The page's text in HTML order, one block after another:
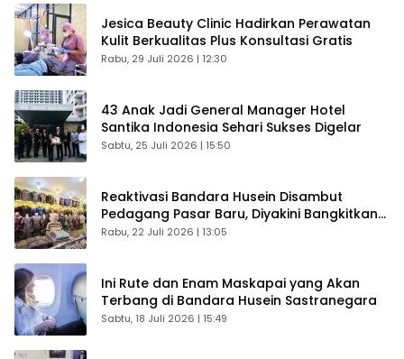
Jesica Beauty Clinic Hadirkan Perawatan
Kulit Berkualitas Plus Konsultasi Gratis
Rabu, 29 Juli 2026 | 12:30
43 Anak Jadi General Manager Hotel
Santika Indonesia Sehari Sukses Digelar
Sabtu, 25 Juli 2026 | 15:50
Reaktivasi Bandara Husein Disambut
Pedagang Pasar Baru, Diyakini Bangkitkan
Kembali Ekonomi Bandung
Rabu, 22 Juli 2026 | 13:05
Ini Rute dan Enam Maskapai yang Akan
Terbang di Bandara Husein Sastranegara
Sabtu, 18 Juli 2026 | 15:49